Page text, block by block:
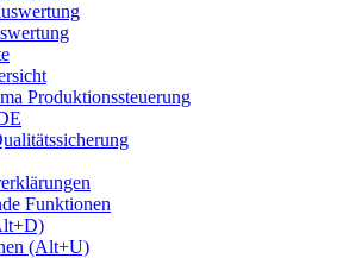
Produktionssteuerung
Funktionen
(Alt+U)